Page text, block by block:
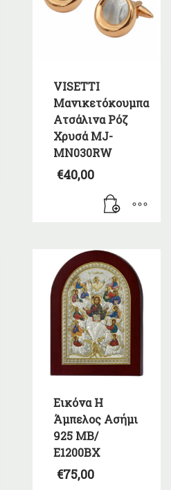
VISETTI
Μανικετόκουμπα
Ατσάλινα Ρόζ
Χρυσά MJ-
MN030RW
€40,00
Εικόνα Η
Άμπελος Ασήμι
925 ΜΒ/
Ε1200ΒΧ
€75,00